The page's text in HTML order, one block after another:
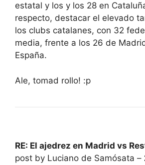
estatal y los y los 28 en
respecto, destacar el elevado
los clubs catalanes, con 32
media, frente a los 26 de
España.
Ale, tomad rollo! :p
RE: El ajedrez en Madrid vs
post by Luciano de Samósata –